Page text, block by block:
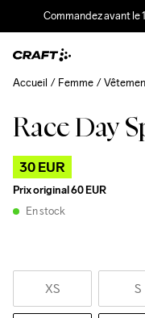
Commandez avant le
Race Day
30 EUR
Prix original60 EUR
En stock
XS S
Accueil Femme
Outlet